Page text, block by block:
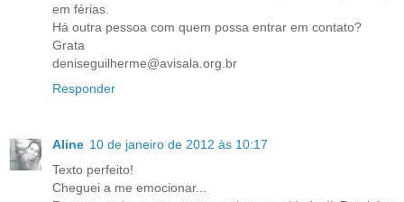
em férias.
Há outra pessoa com quem possa entrar em contato?
Grata
deniseguilherme@avisala.org.br
Responder
Aline 10 de janeiro de 2012 às 10:17
Texto perfeito!
Cheguei a me emocionar...